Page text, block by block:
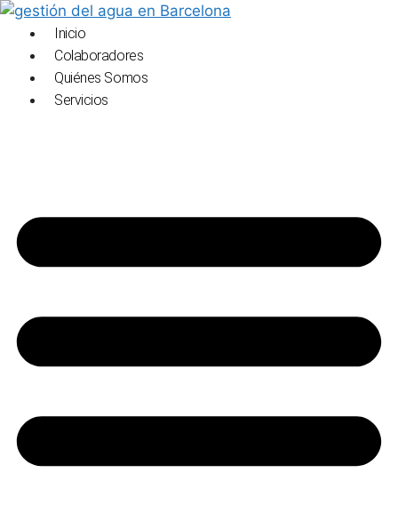
Saltar
contenido
Inicio
Colaboradores
Quiénes Somos
Servicios